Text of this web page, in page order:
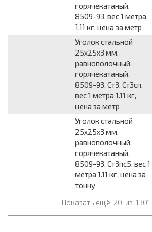
горячекатаный,
8509-93, вес 1 метра
1.11 кг, цена за метр
Уголок стальной
25x25x3 мм,
равнополочный,
горячекатаный,
8509-93, Ст3, Ст3сп,
вес 1 метра 1.11 кг,
цена за метр
Уголок стальной
25x25x3 мм,
равнополочный,
горячекатаный,
8509-93, Ст3пс5, вес 1
метра 1.11 кг, цена за
тонну
Показать ещё 20 из 1301